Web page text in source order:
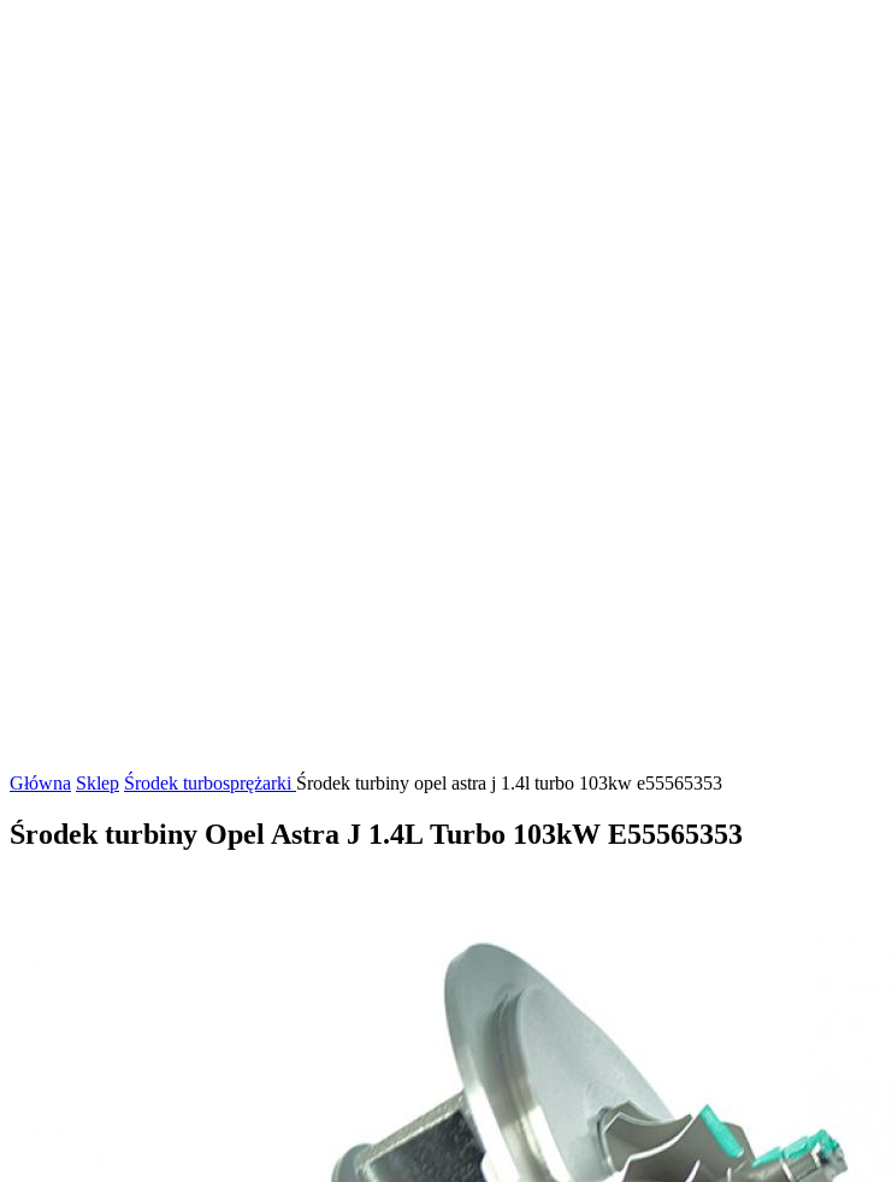
Główna Sklep Środek turbosprężarki Środek turbiny opel astra j 1.4l turbo 103kw e55565353
Środek turbiny Opel Astra J 1.4L Turbo 103kW E55565353